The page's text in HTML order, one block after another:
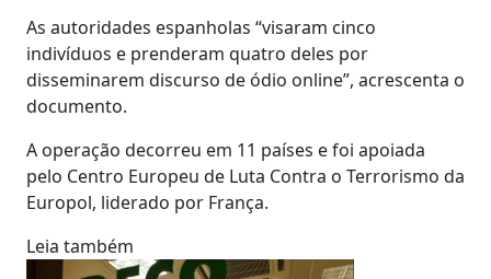
As autoridades espanholas “visaram cinco
indivíduos e prenderam quatro deles por
disseminarem discurso de ódio online”, acrescenta o
documento.
A operação decorreu em 11 países e foi apoiada
pelo Centro Europeu de Luta Contra o Terrorismo da
Europol, liderado por França.
Leia também